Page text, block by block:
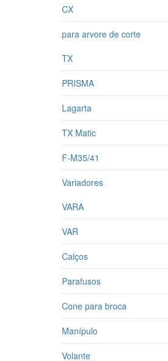
CX
para arvore de corte
TX
PRISMA
Lagarta
TX Matic
F-M35/41
Variadores
VARA
VAR
Calços
Parafusos
Cone para broca
Manípulo
Volante